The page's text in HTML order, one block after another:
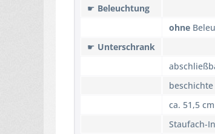
☛ Beleuchtung
ohne
☛ Unterschrank
ca. 51,5
Staufach-